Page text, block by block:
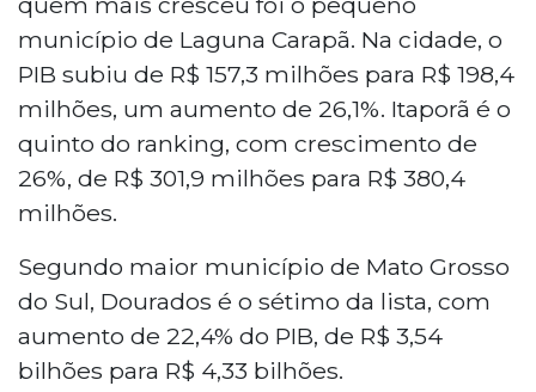
município de Laguna Carapã. Na cidade, o
PIB subiu de R$ 157,3 milhões para R$ 198,4
milhões, um aumento de 26,1%. Itaporã é o
quinto do ranking, com crescimento de
26%, de R$ 301,9 milhões para R$ 380,4
milhões.
Segundo maior município de Mato Grosso
do Sul, Dourados é o sétimo da lista, com
aumento de 22,4% do PIB, de R$ 3,54
bilhões para R$ 4,33 bilhões.